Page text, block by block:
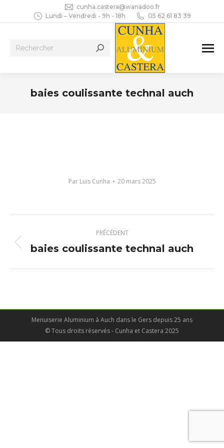
cunha.castera@wanadoo.fr
Lundi – Vendredi - 9h - 18h
05 62 61 83 39
Recherche
baies coulissante technal auch
Par Luis Cunha 20 mars 2025
album
PRÉCÉDENT
Album
baies coulissante technal auch
Menuiserie Aluminium à Auch dans le Gers depuis 25 ans
© Tous droits réservés - Cunha et Castera 2025